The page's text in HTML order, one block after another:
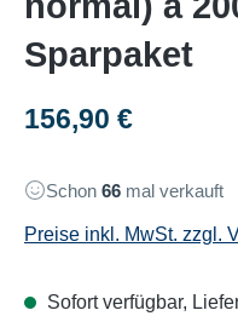
Sparpaket
Regulärer Preis:
156,90 €
Schon 66 mal verkauft
Preise inkl. MwSt. zzgl.
Sofort verfügbar,